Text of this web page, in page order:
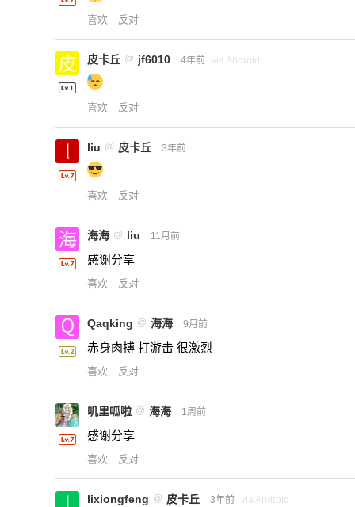
喜欢 反对
皮卡丘 @ jf6010 4年前 via Android
喜欢 反对
liu @ 皮卡丘 3年前
喜欢 反对
海海 @ liu 11月前
感谢分享
喜欢 反对
Qaqking @ 海海 9月前
赤身肉搏 打游击 很激烈
喜欢 反对
叽里呱啦 @ 海海 1周前
感谢分享
喜欢 反对
lixiongfeng @ 皮卡丘 3年前 via Android